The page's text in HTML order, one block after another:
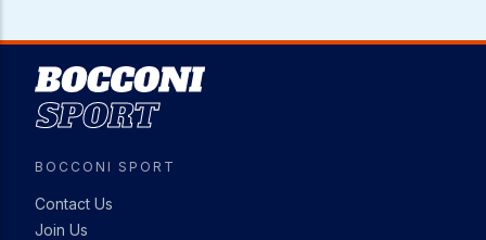
Image
BOCCONI SPORT
Contact Us
Join Us